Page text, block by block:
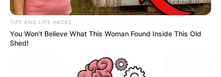
TIPS AND LIFE HACKS
You Won't Believe What This Woman Found Inside This Old
Shed!